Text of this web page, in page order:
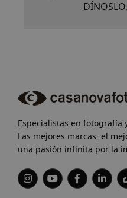
Especialistas en fotografía
Las mejores marcas, el
una pasión infinita por la